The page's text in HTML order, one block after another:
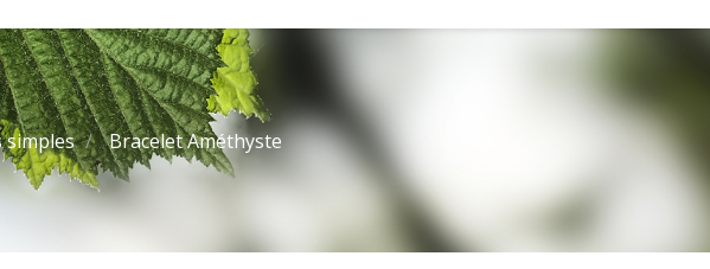
simples Bracelet Améthyste